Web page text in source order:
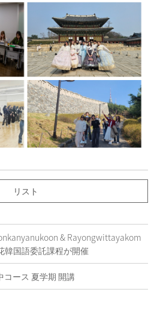
リスト
& Rayongwittayakom
韓国語委託課程が開催
コース 夏学期 開講